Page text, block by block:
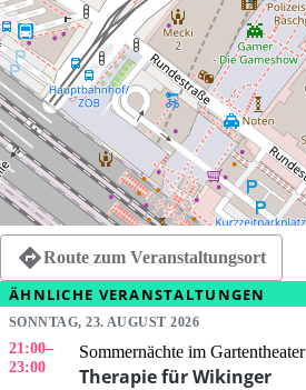
Route zum Veranstaltungsort
ÄHNLICHE VERANSTALTUNGEN
SONNTAG, 23. AUGUST 2026
21:00–
23:00
Sommernächte im Gartentheater
Therapie für Wikinger